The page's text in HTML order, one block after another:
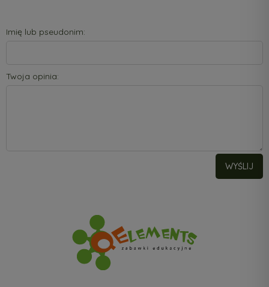
Imię lub pseudonim:
Twoja opinia:
WYŚLIJ